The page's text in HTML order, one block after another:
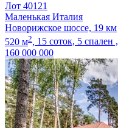
Лот 40121
Маленькая Италия
Новорижское шоссе, 19 км
520 м2, 15 соток, 5 спален ,
160 000 000